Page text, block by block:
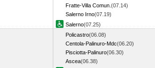
Fratte-Villa Comun. (07.14)
Salerno Irno(07.19)
Salerno(07.25)
Policastro(06.08)
Centola-Palinuro-Mdc(06.20)
Pisciotta-Palinuro(06.30)
Ascea(06.38)